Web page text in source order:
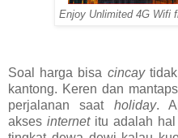
Enjoy Unlimited 4G Wifi
Soal harga bisa cincaytidak
kantong. Keren dan
perjalanan saat holiday.
aksesinternetitu adalah hal